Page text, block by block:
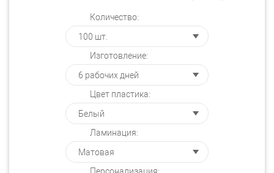
Количество:
Изготовление:
Цвет пластика:
Ламинация: